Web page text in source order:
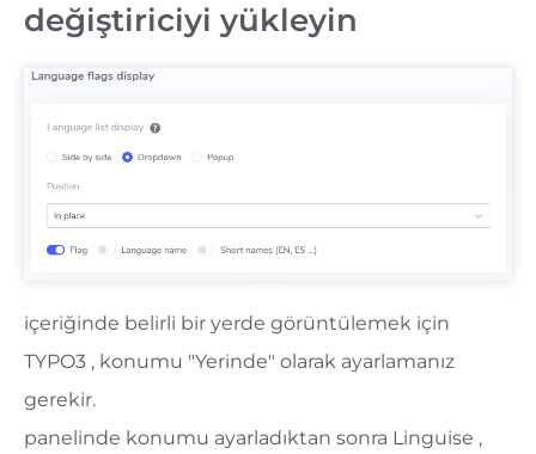
değiştiriciyi yükleyin
içeriğinde belirli bir yerde görüntülemek için
TYPO3 , konumu "Yerinde" olarak ayarlamanız
gerekir.
panelinde konumu ayarladıktan sonra Linguise ,